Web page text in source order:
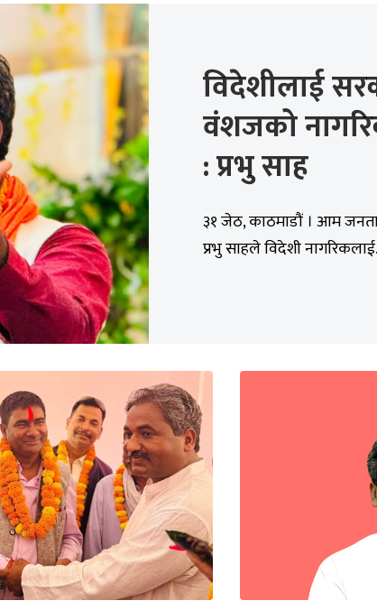
विदेशीलाई
वंशजको
: प्रभु साह
३१ जेठ, काठमाडौं । आम
प्रभु साहले विदेशी